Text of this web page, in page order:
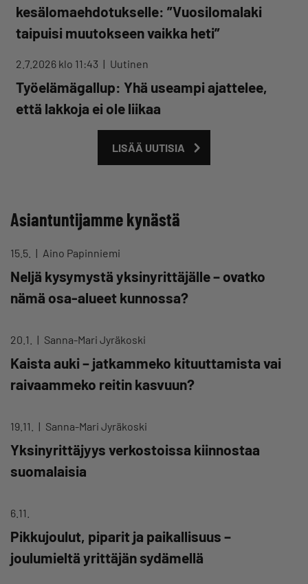
kesälomaehdotukselle: ”Vuosilomalaki
taipuisi muutokseen vaikka heti”
2.7.2026 klo 11:43 Uutinen
Työelämägallup: Yhä useampi ajattelee,
että lakkoja ei ole liikaa
LISÄÄ UUTISIA
Asiantuntijamme kynästä
15.5. Aino Papinniemi
Neljä kysymystä yksinyrittäjälle – ovatko
nämä osa-alueet kunnossa?
20.1. Sanna-Mari Jyräkoski
Kaista auki – jatkammeko kituuttamista vai
raivaammeko reitin kasvuun?
19.11. Sanna-Mari Jyräkoski
Yksinyrittäjyys verkostoissa kiinnostaa
suomalaisia
6.11.
Pikkujoulut, piparit ja paikallisuus –
joulumieltä yrittäjän sydämellä